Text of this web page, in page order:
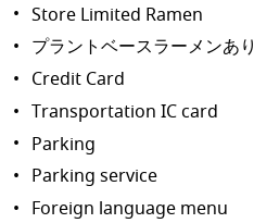
Store Limited Ramen
プラントベースラーメンあり
Credit Card
Transportation IC card
Parking
Parking service
Foreign language menu